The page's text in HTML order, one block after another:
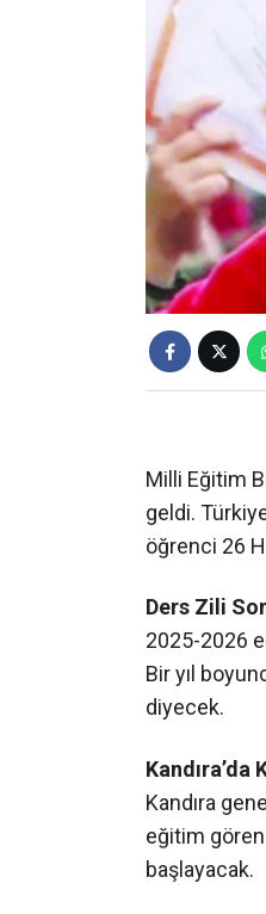
Milli Eğitim
öğrenci 26
Ders Zili
2025-2026